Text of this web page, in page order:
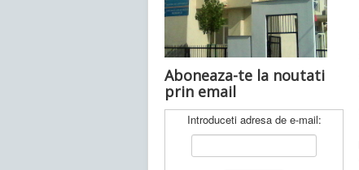
Aboneaza-te la noutati
prin email
Introduceti adresa de e-mail: